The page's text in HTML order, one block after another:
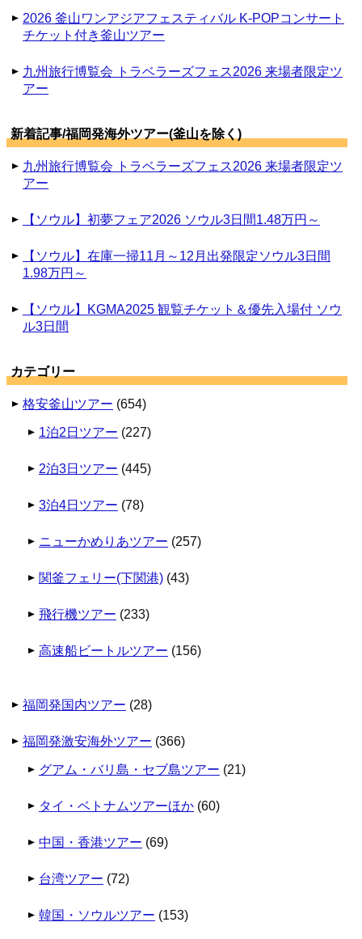
2026 釜山ワンアジアフェスティバル K-POPコンサート
チケット付き釜山ツアー
九州旅行博覧会 トラベラーズフェス2026 来場者限定ツ
アー
新着記事/福岡発海外ツアー(釜山を除く)
九州旅行博覧会 トラベラーズフェス2026 来場者限定ツ
アー
【ソウル】初夢フェア2026 ソウル3日間1.48万円～
【ソウル】在庫一掃11月～12月出発限定ソウル3日間
1.98万円～
【ソウル】KGMA2025 観覧チケット＆優先入場付 ソウ
ル3日間
カテゴリー
格安釜山ツアー (654)
1泊2日ツアー (227)
2泊3日ツアー (445)
3泊4日ツアー (78)
ニューかめりあツアー (257)
関釜フェリー(下関港) (43)
飛行機ツアー (233)
高速船ビートルツアー (156)
福岡発国内ツアー (28)
福岡発激安海外ツアー (366)
グアム・バリ島・セブ島ツアー (21)
タイ・ベトナムツアーほか (60)
中国・香港ツアー (69)
台湾ツアー (72)
韓国・ソウルツアー (153)